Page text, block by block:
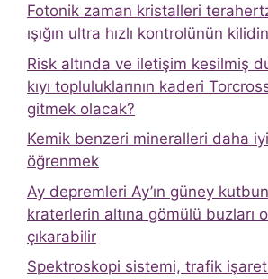
Fotonik zaman kristalleri
ışığın ultra hızlı kontrolünün
Risk altında ve iletişim kesilmiş
kıyı topluluklarının kaderi
gitmek olacak?
Kemik benzeri mineralleri daha
öğrenmek
Ay depremleri Ay’ın güney
kraterlerin altına gömülü buzları
çıkarabilir
Spektroskopi sistemi, trafik